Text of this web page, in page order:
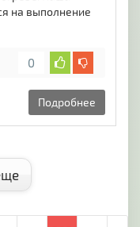
на выполнение
0
Подробнее